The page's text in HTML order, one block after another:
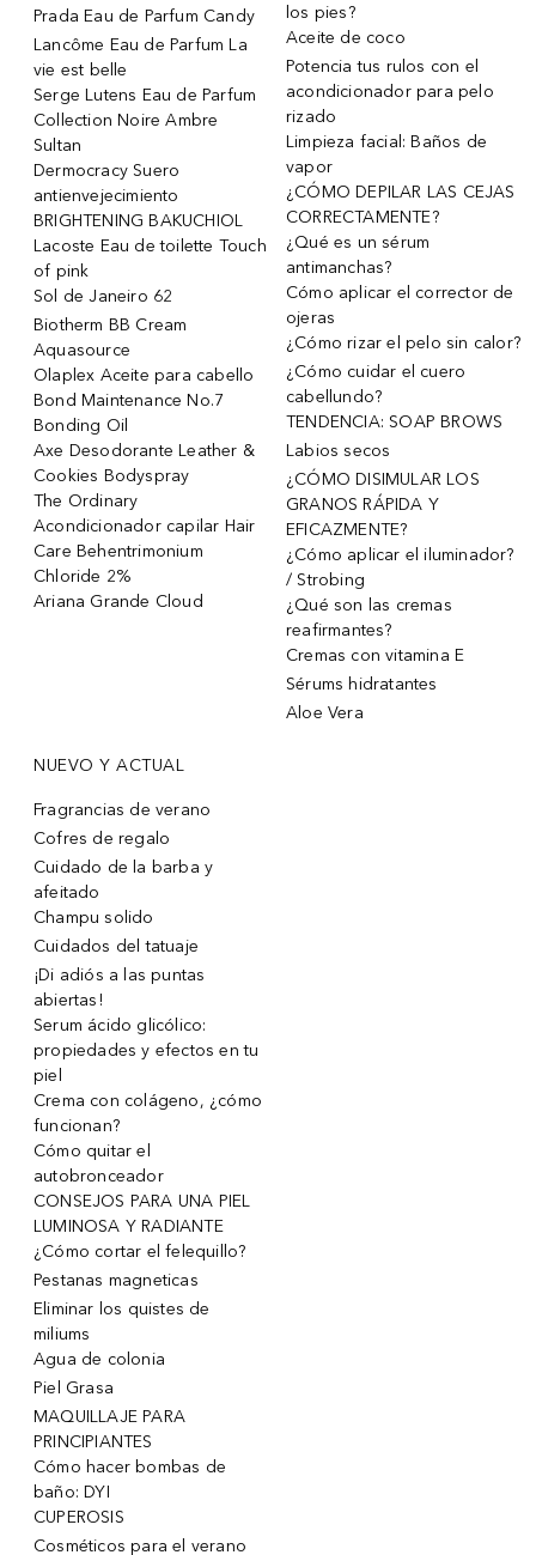
Prada Eau de Parfum Candy
Lancôme Eau de Parfum La
vie est belle
Serge Lutens Eau de Parfum
Collection Noire Ambre
Sultan
Dermocracy Suero
antienvejecimiento
BRIGHTENING BAKUCHIOL
Lacoste Eau de toilette Touch
of pink
Sol de Janeiro 62
Biotherm BB Cream
Aquasource
Olaplex Aceite para cabello
Bond Maintenance No.7
Bonding Oil
Axe Desodorante Leather &
Cookies Bodyspray
The Ordinary
Acondicionador capilar Hair
Care Behentrimonium
Chloride 2%
Ariana Grande Cloud
los pies?
Aceite de coco
Potencia tus rulos con el
acondicionador para pelo
rizado
Limpieza facial: Baños de
vapor
¿CÓMO DEPILAR LAS CEJAS
CORRECTAMENTE?
¿Qué es un sérum
antimanchas?
Cómo aplicar el corrector de
ojeras
¿Cómo rizar el pelo sin calor?
¿Cómo cuidar el cuero
cabellundo?
TENDENCIA: SOAP BROWS
Labios secos
¿CÓMO DISIMULAR LOS
GRANOS RÁPIDA Y
EFICAZMENTE?
¿Cómo aplicar el iluminador?
/ Strobing
¿Qué son las cremas
reafirmantes?
Cremas con vitamina E
Sérums hidratantes
Aloe Vera
NUEVO Y ACTUAL
Fragrancias de verano
Cofres de regalo
Cuidado de la barba y
afeitado
Champu solido
Cuidados del tatuaje
¡Di adiós a las puntas
abiertas!
Serum ácido glicólico:
propiedades y efectos en tu
piel
Crema con colágeno, ¿cómo
funcionan?
Cómo quitar el
autobronceador
CONSEJOS PARA UNA PIEL
LUMINOSA Y RADIANTE
¿Cómo cortar el felequillo?
Pestanas magneticas
Eliminar los quistes de
miliums
Agua de colonia
Piel Grasa
MAQUILLAJE PARA
PRINCIPIANTES
Cómo hacer bombas de
baño: DYI
CUPEROSIS
Cosméticos para el verano